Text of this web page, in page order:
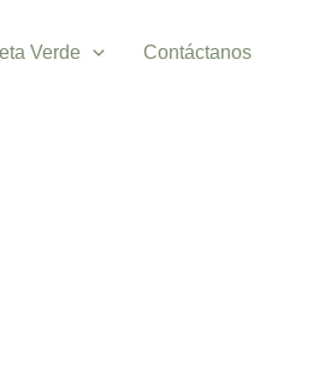
Verde Contáctanos